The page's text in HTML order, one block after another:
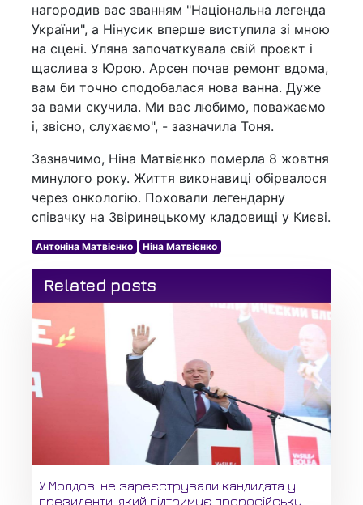
нагородив вас званням "Національна легенда
України", а Нінусик вперше виступила зі мною
на сцені. Уляна започаткувала свій проєкт і
щаслива з Юрою. Арсен почав ремонт вдома,
вам би точно сподобалася нова ванна. Дуже
за вами скучила. Ми вас любимо, поважаємо
і, звісно, слухаємо", - зазначила Тоня.
Зазначимо, Ніна Матвієнко померла 8 жовтня
минулого року. Життя виконавиці обірвалося
через онкологію. Поховали легендарну
співачку на Звіринецькому кладовищі у Києві.
Антоніна Матвієнко Ніна Матвієнко
Related posts
У Молдові не зареєстрували кандидата у
президенти, який підтримує проросійську